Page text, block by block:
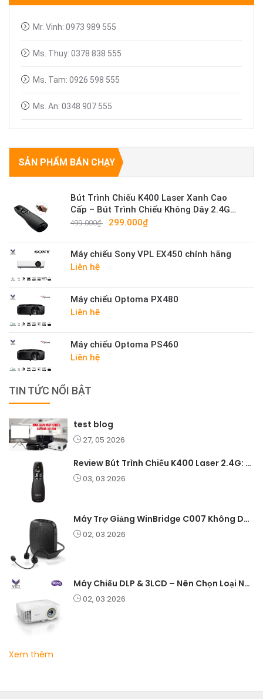
Linh kiện máy chiếu
Mr. Vinh: 0973 989 555
Ms. Thuy: 0378 838 555
Ms. Tam: 0926 598 555
Ms. An: 0348 907 555
SẢN PHẨM BÁN CHẠY
Bút Trình Chiếu K400 Laser Xanh Cao
Cấp – Bút Trình Chiếu Không Dây 2.4G
Sáng Mạnh
499.000₫ 299.000₫
Máy chiếu Sony VPL EX450 chính hãng
Liên hệ
Máy chiếu Optoma PX480
Liên hệ
Máy chiếu Optoma PS460
Liên hệ
TIN TỨC NỔI BẬT
test blog
27, 05 2026
Review Bút Trình Chiếu K400 Laser 2.4G: Nhỏ Gọn, Ổn Định, Lý Tưởng Cho Giáo Viên Và Doanh Nghiệp
03, 03 2026
Máy Trợ Giảng WinBridge C007 Không Dây – Pin Lâu, Âm Thanh Rõ
02, 03 2026
Máy Chiếu DLP & 3LCD – Nên Chọn Loại Nào Cho Văn Phòng & Giải Trí?
02, 03 2026
Xem thêm